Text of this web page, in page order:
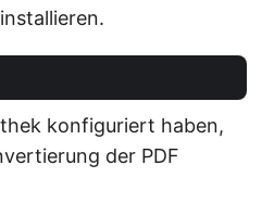
konfiguriert haben,
der PDF